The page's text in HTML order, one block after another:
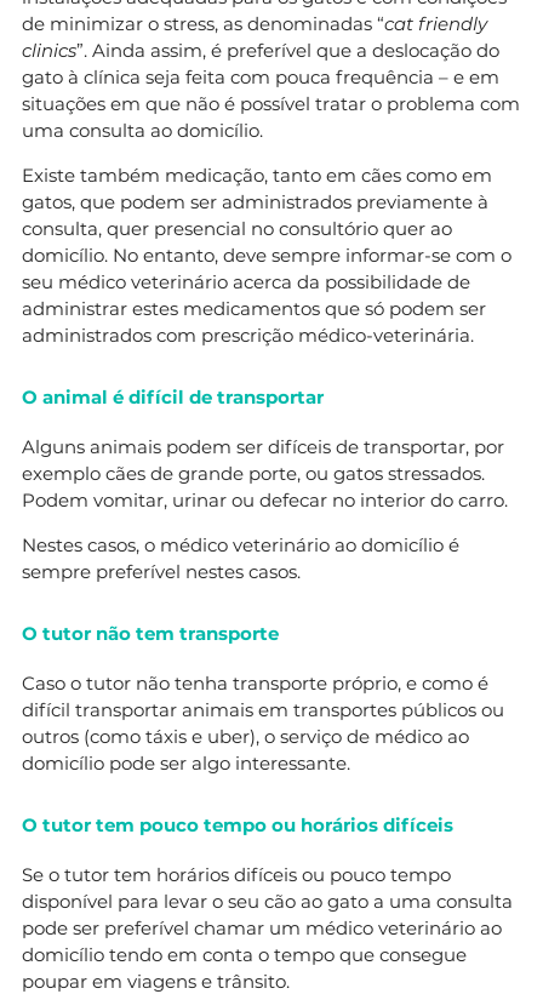
de minimizar o stress, as denominadas “cat friendly
clinics”. Ainda assim, é preferível que a deslocação do
gato à clínica seja feita com pouca frequência – e em
situações em que não é possível tratar o problema com
uma consulta ao domicílio.
Existe também medicação, tanto em cães como em
gatos, que podem ser administrados previamente à
consulta, quer presencial no consultório quer ao
domicílio. No entanto, deve sempre informar-se com o
seu médico veterinário acerca da possibilidade de
administrar estes medicamentos que só podem ser
administrados com prescrição médico-veterinária.
O animal é difícil de transportar
Alguns animais podem ser difíceis de transportar, por
exemplo cães de grande porte, ou gatos stressados.
Podem vomitar, urinar ou defecar no interior do carro.
Nestes casos, o médico veterinário ao domicílio é
sempre preferível nestes casos.
O tutor não tem transporte
Caso o tutor não tenha transporte próprio, e como é
difícil transportar animais em transportes públicos ou
outros (como táxis e uber), o serviço de médico ao
domicílio pode ser algo interessante.
O tutor tem pouco tempo ou horários difíceis
Se o tutor tem horários difíceis ou pouco tempo
disponível para levar o seu cão ao gato a uma consulta
pode ser preferível chamar um médico veterinário ao
domicílio tendo em conta o tempo que consegue
poupar em viagens e trânsito.